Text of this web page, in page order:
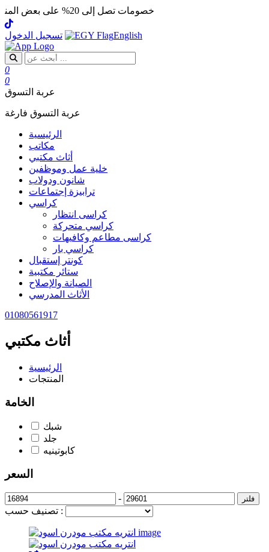
خصومات تصل إلى 20% على بعض المنتجات
تسجيل الدخول English
0
0
عربة التسوق
عربة التسوق فارغة
الرئيسية
مكاتب
أثاث مكتبي
خلية عمل وموظفين
شانون ودولاب
ترابيزة إجتماعات
كراسي
كراسى انتظار
كراسي متحركة
كراسى مطاعم وكافيهات
كراسي بار
كونتر إستقبال
ستائر مكتبية
الصيانة والإصلاح
الأثاث المدرسي
01080561917
أثاث مكتبي
الرئيسية
المنتجات
الخامة
شبك
جلد
كابوتينيه
السعر
- فلتر
تصنيف حسب :